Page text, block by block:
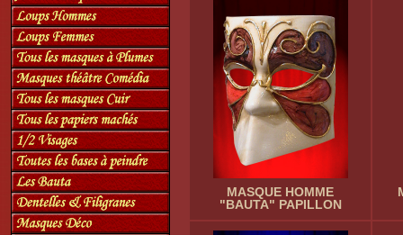
MASQUE HOMME
"BAUTA" PAPILLON